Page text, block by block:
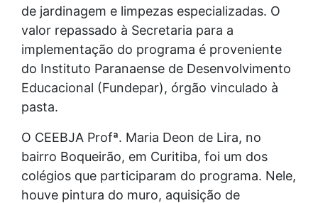
de jardinagem e limpezas especializadas. O
valor repassado à Secretaria para a
implementação do programa é proveniente
do Instituto Paranaense de Desenvolvimento
Educacional (Fundepar), órgão vinculado à
pasta.
O CEEBJA Profª. Maria Deon de Lira, no
bairro Boqueirão, em Curitiba, foi um dos
colégios que participaram do programa. Nele,
houve pintura do muro, aquisição de